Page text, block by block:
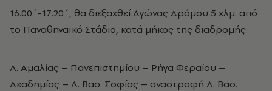
16.00΄-17.20΄, θα διεξαχθεί Αγώνας Δρόμου 5 χλμ. από
το Παναθηναϊκό Στάδιο, κατά μήκος της διαδρομής:
Λ. Αμαλίας – Πανεπιστημίου – Ρήγα Φεραίου –
Ακαδημίας – Λ. Βασ. Σοφίας – αναστροφή Λ. Βασ.